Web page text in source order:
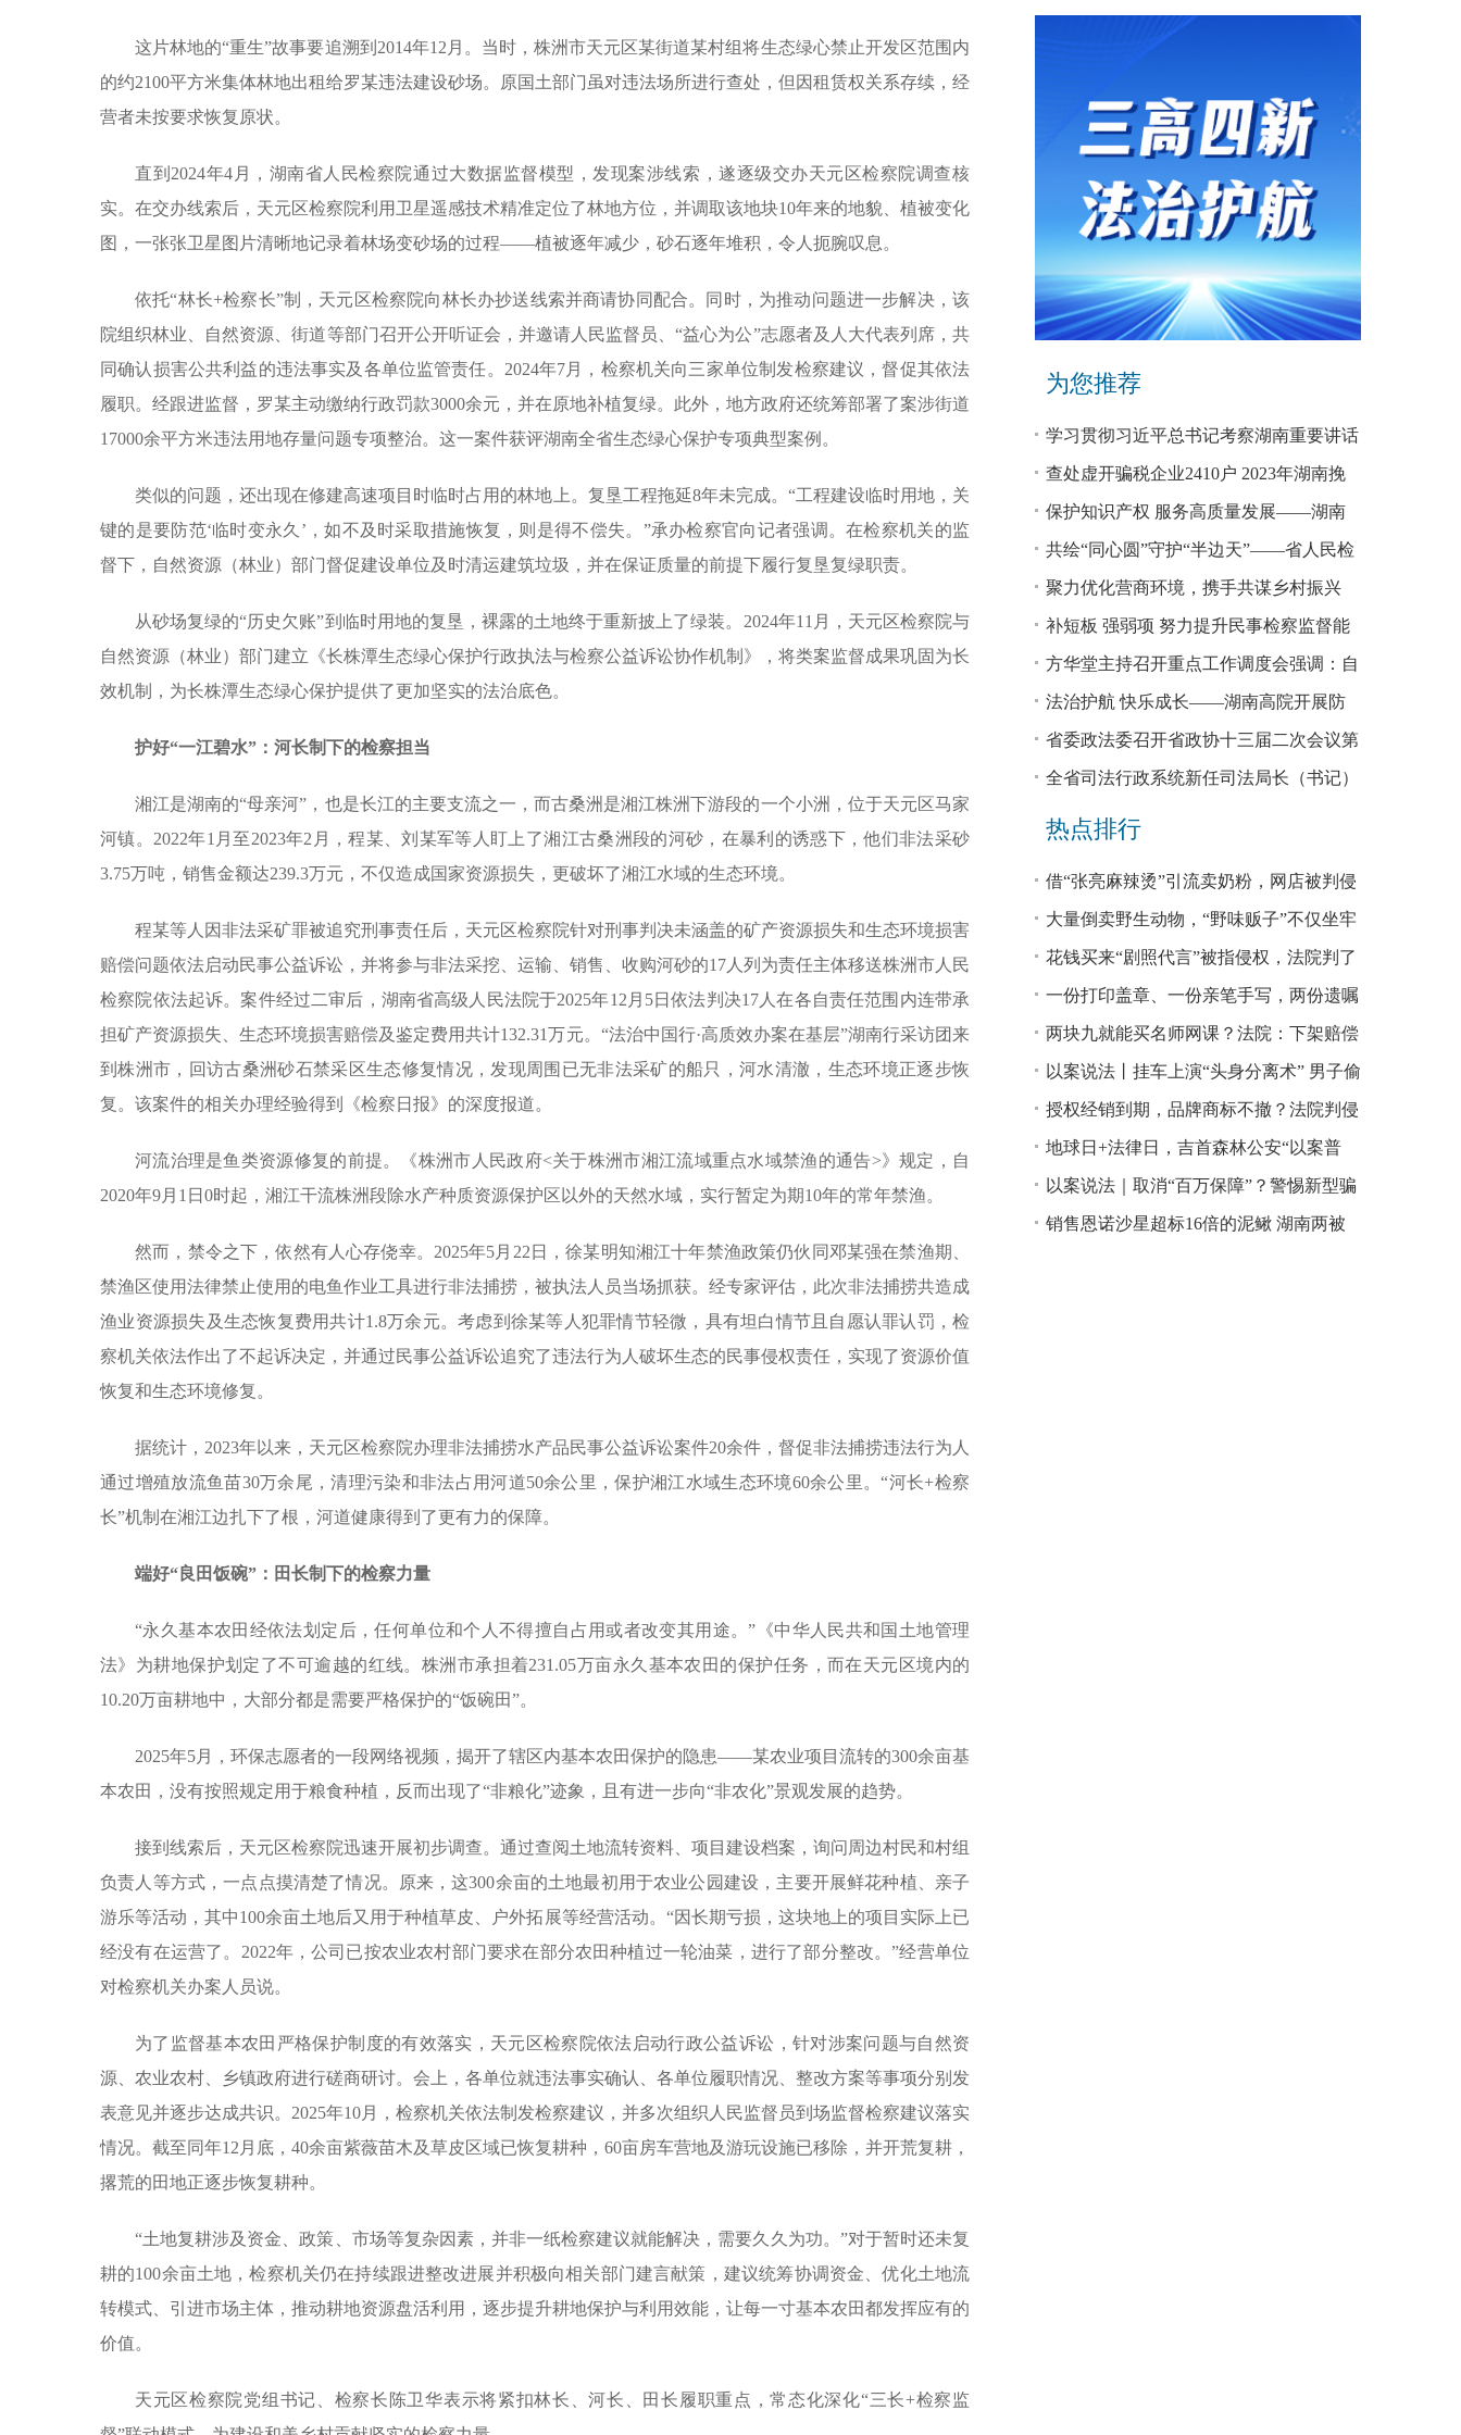
这片林地的“重生”故事要追溯到2014年12月。当时，株洲市天元区某街道某村组将生态绿心禁止开发区范围内
的约2100平方米集体林地出租给罗某违法建设砂场。原国土部门虽对违法场所进行查处，但因租赁权关系存续，经
营者未按要求恢复原状。
直到2024年4月，湖南省人民检察院通过大数据监督模型，发现案涉线索，遂逐级交办天元区检察院调查核
实。在交办线索后，天元区检察院利用卫星遥感技术精准定位了林地方位，并调取该地块10年来的地貌、植被变化
图，一张张卫星图片清晰地记录着林场变砂场的过程——植被逐年减少，砂石逐年堆积，令人扼腕叹息。
依托“林长+检察长”制，天元区检察院向林长办抄送线索并商请协同配合。同时，为推动问题进一步解决，该
院组织林业、自然资源、街道等部门召开公开听证会，并邀请人民监督员、“益心为公”志愿者及人大代表列席，共
同确认损害公共利益的违法事实及各单位监管责任。2024年7月，检察机关向三家单位制发检察建议，督促其依法
履职。经跟进监督，罗某主动缴纳行政罚款3000余元，并在原地补植复绿。此外，地方政府还统筹部署了案涉街道
17000余平方米违法用地存量问题专项整治。这一案件获评湖南全省生态绿心保护专项典型案例。
类似的问题，还出现在修建高速项目时临时占用的林地上。复垦工程拖延8年未完成。“工程建设临时用地，关
键的是要防范‘临时变永久’，如不及时采取措施恢复，则是得不偿失。”承办检察官向记者强调。在检察机关的监
督下，自然资源（林业）部门督促建设单位及时清运建筑垃圾，并在保证质量的前提下履行复垦复绿职责。
从砂场复绿的“历史欠账”到临时用地的复垦，裸露的土地终于重新披上了绿装。2024年11月，天元区检察院与
自然资源（林业）部门建立《长株潭生态绿心保护行政执法与检察公益诉讼协作机制》，将类案监督成果巩固为长
效机制，为长株潭生态绿心保护提供了更加坚实的法治底色。
护好“一江碧水”：河长制下的检察担当
湘江是湖南的“母亲河”，也是长江的主要支流之一，而古桑洲是湘江株洲下游段的一个小洲，位于天元区马家
河镇。2022年1月至2023年2月，程某、刘某军等人盯上了湘江古桑洲段的河砂，在暴利的诱惑下，他们非法采砂
3.75万吨，销售金额达239.3万元，不仅造成国家资源损失，更破坏了湘江水域的生态环境。
程某等人因非法采矿罪被追究刑事责任后，天元区检察院针对刑事判决未涵盖的矿产资源损失和生态环境损害
赔偿问题依法启动民事公益诉讼，并将参与非法采挖、运输、销售、收购河砂的17人列为责任主体移送株洲市人民
检察院依法起诉。案件经过二审后，湖南省高级人民法院于2025年12月5日依法判决17人在各自责任范围内连带承
担矿产资源损失、生态环境损害赔偿及鉴定费用共计132.31万元。“法治中国行·高质效办案在基层”湖南行采访团来
到株洲市，回访古桑洲砂石禁采区生态修复情况，发现周围已无非法采矿的船只，河水清澈，生态环境正逐步恢
复。该案件的相关办理经验得到《检察日报》的深度报道。
河流治理是鱼类资源修复的前提。《株洲市人民政府<关于株洲市湘江流域重点水域禁渔的通告>》规定，自
2020年9月1日0时起，湘江干流株洲段除水产种质资源保护区以外的天然水域，实行暂定为期10年的常年禁渔。
然而，禁令之下，依然有人心存侥幸。2025年5月22日，徐某明知湘江十年禁渔政策仍伙同邓某强在禁渔期、
禁渔区使用法律禁止使用的电鱼作业工具进行非法捕捞，被执法人员当场抓获。经专家评估，此次非法捕捞共造成
渔业资源损失及生态恢复费用共计1.8万余元。考虑到徐某等人犯罪情节轻微，具有坦白情节且自愿认罪认罚，检
察机关依法作出了不起诉决定，并通过民事公益诉讼追究了违法行为人破坏生态的民事侵权责任，实现了资源价值
恢复和生态环境修复。
据统计，2023年以来，天元区检察院办理非法捕捞水产品民事公益诉讼案件20余件，督促非法捕捞违法行为人
通过增殖放流鱼苗30万余尾，清理污染和非法占用河道50余公里，保护湘江水域生态环境60余公里。“河长+检察
长”机制在湘江边扎下了根，河道健康得到了更有力的保障。
端好“良田饭碗”：田长制下的检察力量
“永久基本农田经依法划定后，任何单位和个人不得擅自占用或者改变其用途。”《中华人民共和国土地管理
法》为耕地保护划定了不可逾越的红线。株洲市承担着231.05万亩永久基本农田的保护任务，而在天元区境内的
10.20万亩耕地中，大部分都是需要严格保护的“饭碗田”。
2025年5月，环保志愿者的一段网络视频，揭开了辖区内基本农田保护的隐患——某农业项目流转的300余亩基
本农田，没有按照规定用于粮食种植，反而出现了“非粮化”迹象，且有进一步向“非农化”景观发展的趋势。
接到线索后，天元区检察院迅速开展初步调查。通过查阅土地流转资料、项目建设档案，询问周边村民和村组
负责人等方式，一点点摸清楚了情况。原来，这300余亩的土地最初用于农业公园建设，主要开展鲜花种植、亲子
游乐等活动，其中100余亩土地后又用于种植草皮、户外拓展等经营活动。“因长期亏损，这块地上的项目实际上已
经没有在运营了。2022年，公司已按农业农村部门要求在部分农田种植过一轮油菜，进行了部分整改。”经营单位
对检察机关办案人员说。
为了监督基本农田严格保护制度的有效落实，天元区检察院依法启动行政公益诉讼，针对涉案问题与自然资
源、农业农村、乡镇政府进行磋商研讨。会上，各单位就违法事实确认、各单位履职情况、整改方案等事项分别发
表意见并逐步达成共识。2025年10月，检察机关依法制发检察建议，并多次组织人民监督员到场监督检察建议落实
情况。截至同年12月底，40余亩紫薇苗木及草皮区域已恢复耕种，60亩房车营地及游玩设施已移除，并开荒复耕，
撂荒的田地正逐步恢复耕种。
“土地复耕涉及资金、政策、市场等复杂因素，并非一纸检察建议就能解决，需要久久为功。”对于暂时还未复
耕的100余亩土地，检察机关仍在持续跟进整改进展并积极向相关部门建言献策，建议统筹协调资金、优化土地流
转模式、引进市场主体，推动耕地资源盘活利用，逐步提升耕地保护与利用效能，让每一寸基本农田都发挥应有的
价值。
天元区检察院党组书记、检察长陈卫华表示将紧扣林长、河长、田长履职重点，常态化深化“三长+检察监
为您推荐
学习贯彻习近平总书记考察湖南重要讲话
和指示精神专题研讨班开班
查处虚开骗税企业2410户 2023年湖南挽
回税款损失48.2亿元
保护知识产权 服务高质量发展——湖南
省公安厅公布打击侵犯知识产权犯罪10起
典型案例
共绘“同心圆”守护“半边天”——省人民检
察院、省妇联共同主办检察开放日活动
聚力优化营商环境，携手共谋乡村振兴
—— 省法院驻大坪村工作队、村“两委”干
部赴企参观学习调研
补短板 强弱项 努力提升民事检察监督能
力
方华堂主持召开重点工作调度会强调：自
我加压 砥砺奋进 推动工作更有成效 更加
出彩
法治护航 快乐成长——湖南高院开展防
欺凌、防性侵公益普法宣讲
省委政法委召开省政协十三届二次会议第
0327号提案办理座谈会
全省司法行政系统新任司法局长（书记）
培训班开班 方华堂作专题辅导
热点排行
借“张亮麻辣烫”引流卖奶粉，网店被判侵
权！
大量倒卖野生动物，“野味贩子”不仅坐牢
还得赔钱
花钱买来“剧照代言”被指侵权，法院判了
一份打印盖章、一份亲笔手写，两份遗嘱
谁说了算？
两块九就能买名师网课？法院：下架赔偿
以案说法丨挂车上演“头身分离术” 男子偷
逃高速通行费获刑
授权经销到期，品牌商标不撤？法院判侵
权！
地球日+法律日，吉首森林公安“以案普
法”
以案说法｜取消“百万保障”？警惕新型骗
局！
销售恩诺沙星超标16倍的泥鳅 湖南两被